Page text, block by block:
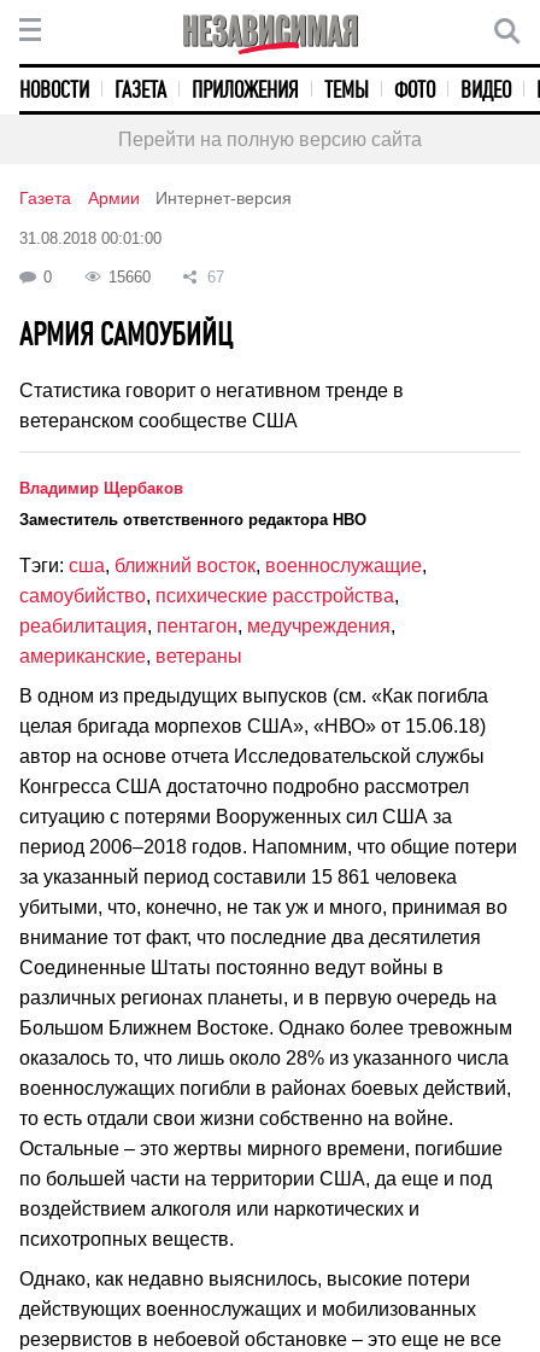
НОВОСТИ ГАЗЕТА ПРИЛОЖЕНИЯ ТЕМЫ ФОТО ВИДЕО
Перейти на полную версию сайта
Газета Армии Интернет-версия
31.08.2018 00:01:00
0 15660 67
АРМИЯ САМОУБИЙЦ
Статистика говорит о негативном тренде в
ветеранском сообществе США
Владимир Щербаков
Заместитель ответственного редактора НВО
Тэги: сша, ближний восток, военнослужащие,
самоубийство, психические расстройства,
реабилитация, пентагон, медучреждения,
американские, ветераны
В одном из предыдущих выпусков (см. «Как погибла
целая бригада морпехов США», «НВО» от 15.06.18)
автор на основе отчета Исследовательской службы
Конгресса США достаточно подробно рассмотрел
ситуацию с потерями Вооруженных сил США за
период 2006–2018 годов. Напомним, что общие потери
за указанный период составили 15 861 человека
убитыми, что, конечно, не так уж и много, принимая во
внимание тот факт, что последние два десятилетия
Соединенные Штаты постоянно ведут войны в
различных регионах планеты, и в первую очередь на
Большом Ближнем Востоке. Однако более тревожным
оказалось то, что лишь около 28% из указанного числа
военнослужащих погибли в районах боевых действий,
то есть отдали свои жизни собственно на войне.
Остальные – это жертвы мирного времени, погибшие
по большей части на территории США, да еще и под
воздействием алкоголя или наркотических и
психотропных веществ.
Однако, как недавно выяснилось, высокие потери
действующих военнослужащих и мобилизованных
резервистов в небоевой обстановке – это еще не все